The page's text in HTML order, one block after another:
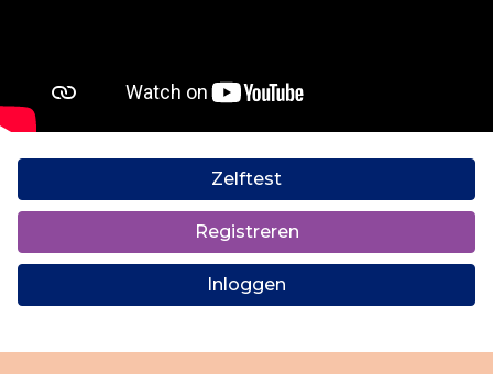
Zelftest
Registreren
Inloggen